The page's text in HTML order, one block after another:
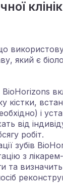
який є
BioHorizons
кістки,
і
від
робіт.
зубів
з
та